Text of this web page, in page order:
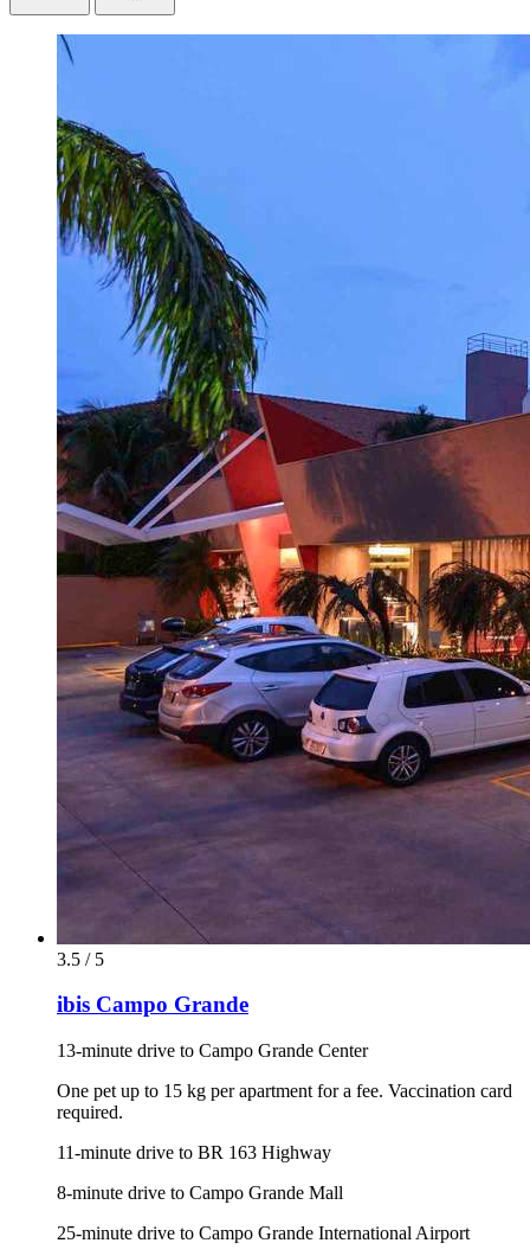
3.5 / 5
ibis Campo Grande
13-minute drive to Campo Grande Center
One pet up to 15 kg per apartment for a fee. Vaccination card
required.
11-minute drive to BR 163 Highway
8-minute drive to Campo Grande Mall
25-minute drive to Campo Grande International Airport